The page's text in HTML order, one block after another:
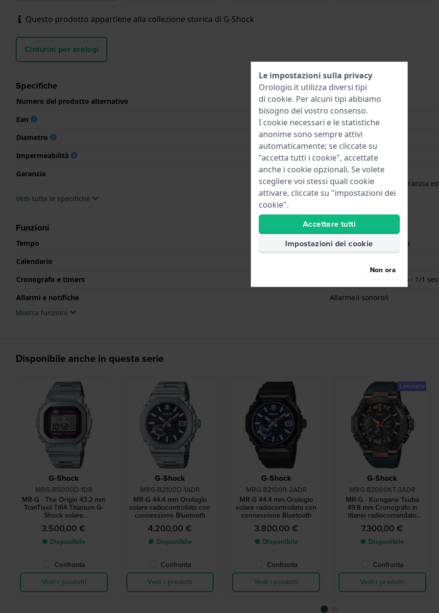
Questo prodotto appartiene alla collezione storica di G-Shock
Cinturini per orologi
Specifiche
Numero del prodotto alternativo
MRG-BF1000B-1A
Ean
4549526371257
Diametro
50 mm
Impermeabilità
20 Bar (immersione)
Garanzia
2 Anni di garanzia
gratuita1 anno di garanzia
Vedi tutte le specifiche
Funzioni
Tempo
Ore - Lancetta analogica
Calendario
Cronografo e timers
Cronometro/Cronografo - 1/1
Allarmi e notifiche
Allarme/i sonoro/i
Mostra funzioni
Disponibile anche in questa serie
G-Shock
MRG-B5000D-1DR
MR-G - The Origin 43.2 mm
TranTixxii Ti64 Titanium G-
Shock solare
radiocontrollato con
Bluetooth
3.500,00 €
● Disponibile
Confronta
Vedi i prodotti
G-Shock
MRG-B2100D-1ADR
MR-G 44.4 mm Orologio
solare radiocontrollato con
connessione Bluetooth
4.200,00 €
● Disponibile
Confronta
Vedi i prodotti
G-Shock
MRG-B2100R-2ADR
MR-G 44.4 mm Orologio
solare radiocontrollato con
connessione Bluetooth
3.800,00 €
● Disponibile
Confronta
Vedi i prodotti
G-Shock
MRG-B2000KT-3ADR
MR-G - Kurogane Tsuba
49.8 mm Cronografo in
titanio radiocomandato
inciso a mano in edizione
limitata
7.300,00 €
● Disponibile
Confronta
Vedi i prodotti
Limitato
Le impostazioni sulla privacy
Orologio.it utilizza diversi tipi
di cookie. Per alcuni tipi abbiamo
bisogno del vostro consenso.
I cookie necessari e le statistiche
anonime sono sempre attivi
automaticamente; se cliccate su
"accetta tutti i cookie", accettate
anche i cookie opzionali. Se volete
scegliere voi stessi quali cookie
attivare, cliccate su "impostazioni dei
cookie".
Accettare tutti
Impostazioni dei cookie
Non ora